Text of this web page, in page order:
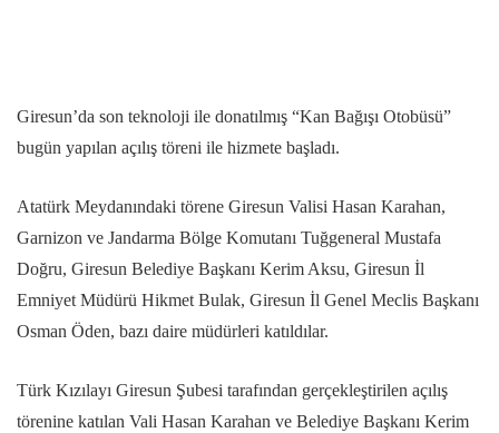
Giresun’da son teknoloji ile donatılmış “Kan Bağışı Otobüsü”
bugün yapılan açılış töreni ile hizmete başladı.
Atatürk Meydanındaki törene Giresun Valisi Hasan Karahan,
Garnizon ve Jandarma Bölge Komutanı Tuğgeneral Mustafa
Doğru, Giresun Belediye Başkanı Kerim Aksu, Giresun İl
Emniyet Müdürü Hikmet Bulak, Giresun İl Genel Meclis Başkanı
Osman Öden, bazı daire müdürleri katıldılar.
Türk Kızılayı Giresun Şubesi tarafından gerçekleştirilen açılış
törenine katılan Vali Hasan Karahan ve Belediye Başkanı Kerim